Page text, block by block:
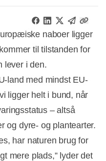
naboer ligger
til tilstanden for
lever i den.
land med mindst EU-
ligger helt i bund, når
– altså
og dyre- og plantearter.
har naturen brug for
mere plads,” lyder det